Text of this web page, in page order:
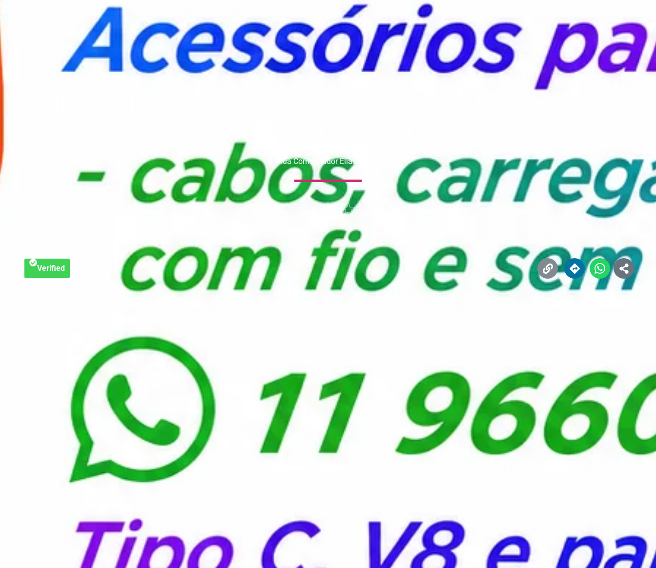
CARREGADORES FONES
Rua Comendador Elias Assi, 570
☆ ☆☆ ☆☆
Verified